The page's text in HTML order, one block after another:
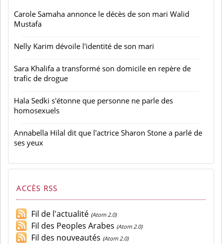
Carole Samaha annonce le décès de son mari Walid
Mustafa
Nelly Karim dévoile l'identité de son mari
Sara Khalifa a transformé son domicile en repère de
trafic de drogue
Hala Sedki s'étonne que personne ne parle des
homosexuels
Annabella Hilal dit que l'actrice Sharon Stone a parlé de
ses yeux
ACCÈS RSS
Fil de l'actualité (Atom 2.0)
Fil des Peoples Arabes (Atom 2.0)
Fil des nouveautés (Atom 2.0)